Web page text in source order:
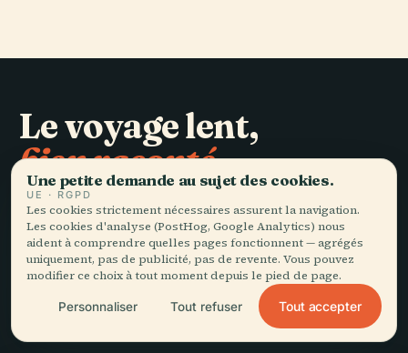
Le voyage lent,
bien raconté.
RESTEZ DANS LA BOUCLE
Rejoindre
Une petite demande au sujet des cookies.
UE · RGPD
Les cookies strictement nécessaires assurent la navigation.
Les cookies d'analyse (PostHog, Google Analytics) nous
aident à comprendre quelles pages fonctionnent — agrégés
uniquement, pas de publicité, pas de revente. Vous pouvez
modifier ce choix à tout moment depuis le pied de page.
Personnaliser Tout refuser Tout accepter